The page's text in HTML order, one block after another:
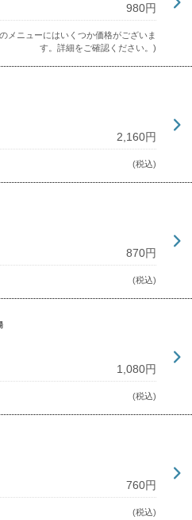
980円
メニューにはいくつか価格がございま
す。詳細をご確認ください。)
2,160円
(税込)
870円
(税込)
1,080円
(税込)
760円
(税込)